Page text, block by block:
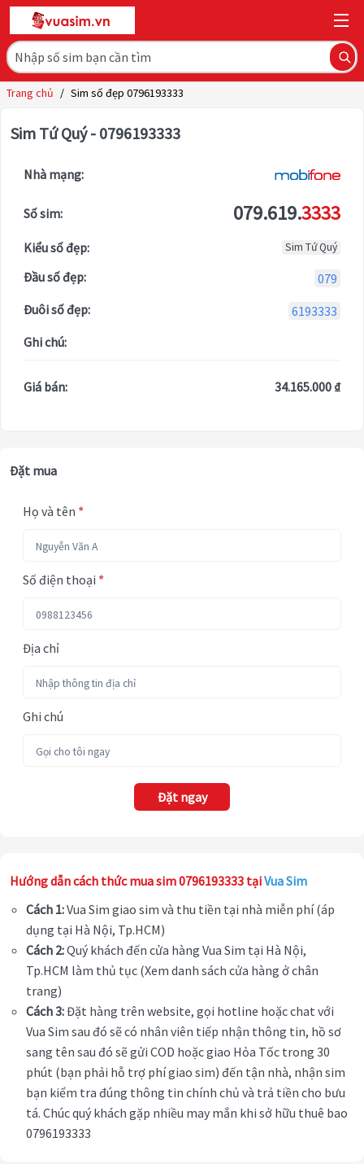
Trang chủ / Sim số đẹp 0796193333
Sim Tứ Quý - 0796193333
Nhà mạng:
Số sim: 079.619.3333
Kiểu số đẹp: Sim Tứ Quý
Đầu số đẹp:
079
Đuôi số đẹp:
6193333
Ghi chú:
Giá bán: 34.165.000 ₫
Đặt mua
Họ và tên *
Số điện thoại *
Địa chỉ
Ghi chú
Đặt ngay
Hướng dẫn cách thức mua sim 0796193333 tạiVua Sim
Cách 1:Vua Sim giao sim và thu tiền tại nhà miễn phí (áp
dụng tại Hà Nội, Tp.HCM)
Cách 2:Quý khách đến cửa hàng Vua Sim tại Hà Nội,
Tp.HCM làm thủ tục (Xem danh sách cửa hàng ở chân
trang)
Cách 3:Đặt hàng trên website, gọi hotline hoặc chat với
Vua Sim sau đó sẽ có nhân viên tiếp nhận thông tin, hồ sơ
sang tên sau đó sẽ gửi COD hoặc giao Hỏa Tốc trong 30
phút (bạn phải hỗ trợ phí giao sim) đến tận nhà, nhận sim
bạn kiểm tra đúng thông tin chính chủ và trả tiền cho bưu
tá. Chúc quý khách gặp nhiều may mắn khi sở hữu thuê bao
0796193333